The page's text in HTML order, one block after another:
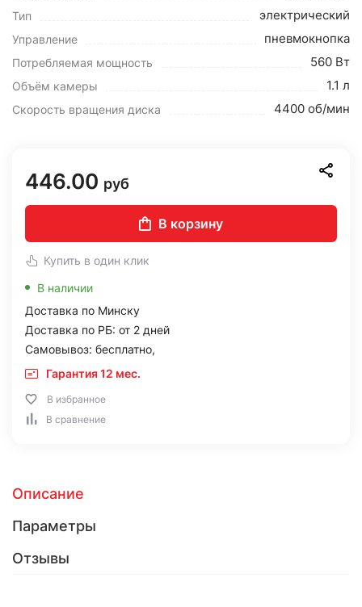
Тип электрический
Управление пневмокнопка
Потребляемая мощность 560 Вт
Объём камеры 1.1 л
Скорость вращения диска 4400 об/мин
446.00 руб
В корзину
Купить в один клик
В наличии
Доставка по Минску
Доставка по РБ: от 2 дней
Самовывоз: бесплатно,
Гарантия 12 мес.
В избранное
В сравнение
Описание
Параметры
Отзывы